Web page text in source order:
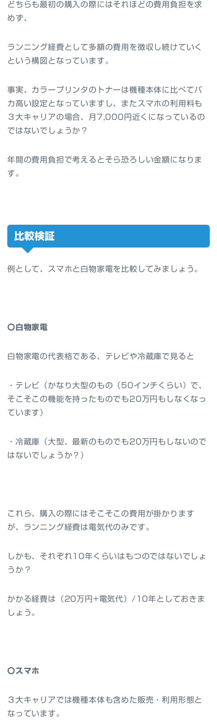
どちらも最初の購入の際にはそれほどの費用負担を求
めず、
ランニング経費として多額の費用を徴収し続けていく
という構図となっています。
事実、カラープリンタのトナーは機種本体に比べてバ
カ高い設定となっていますし、またスマホの利用料も
３大キャリアの場合、月7,000円近くになっているの
ではないでしょうか？
年間の費用負担で考えるとそら恐ろしい金額になりま
す。
比較検証
例として、 スマホと白物家電を比較 してみましょう。
〇白物家電
白物家電の代表格である、テレビや冷蔵庫で見ると
・テレビ（かなり大型のもの（50インチくらい）で、
そこそこの機能を持ったものでも20万円もしなくなっ
ています）
・冷蔵庫（大型、最新のものでも20万円もしないので
はないでしょうか？）
これら、購入の際にはそこそこの費用が掛かります
が、ランニング経費は電気代のみです。
しかも、それぞれ10年くらいはもつのではないでしょ
うか？
かかる経費は （20万円+電気代）/10年としておきま
しょう。
〇スマホ
３大キャリアでは機種本体も含めた販売・利用形態と
なっています。